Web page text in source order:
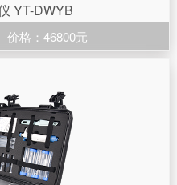
YT-DWYB
价格：46800元